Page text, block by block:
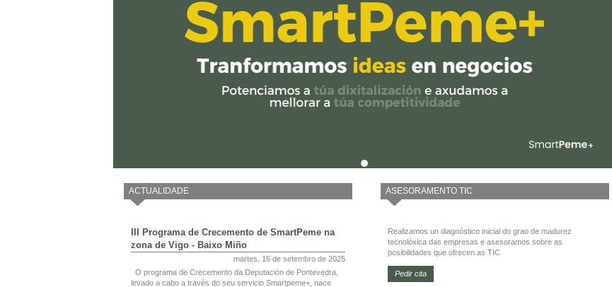
ACTUALIDADE
III Programa de Crecemento de SmartPeme na
zona de Vigo - Baixo Miño
martes, 16 de setembro de 2025
O programa de Crecemento da Deputación de Pontevedra,
levado a cabo a través do seu servicio Smartpeme+, nace
ASESORAMENTO TIC
Realizamos un diagnóstico inicial do grao de madurez
tecnolóxica das empresas e asesoramos sobre as
posibilidades que ofrecen as TIC
Pedir cita